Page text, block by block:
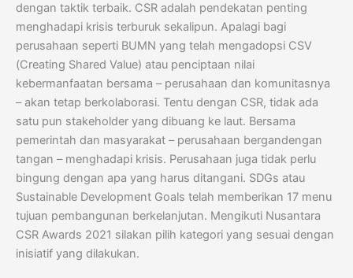
dengan taktik terbaik. CSR adalah pendekatan penting
menghadapi krisis terburuk sekalipun. Apalagi bagi
perusahaan seperti BUMN yang telah mengadopsi CSV
(Creating Shared Value) atau penciptaan nilai
kebermanfaatan bersama – perusahaan dan komunitasnya
– akan tetap berkolaborasi. Tentu dengan CSR, tidak ada
satu pun stakeholder yang dibuang ke laut. Bersama
pemerintah dan masyarakat – perusahaan bergandengan
tangan – menghadapi krisis. Perusahaan juga tidak perlu
bingung dengan apa yang harus ditangani. SDGs atau
Sustainable Development Goals telah memberikan 17 menu
tujuan pembangunan berkelanjutan. Mengikuti Nusantara
CSR Awards 2021 silakan pilih kategori yang sesuai dengan
inisiatif yang dilakukan.